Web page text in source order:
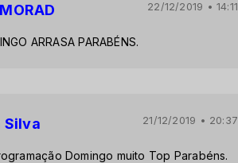
22/12/2019 • 14:11
ARRASA PARABÉNS.
Silva 21/12/2019 • 20:37
Domingo muito Top Parabéns.